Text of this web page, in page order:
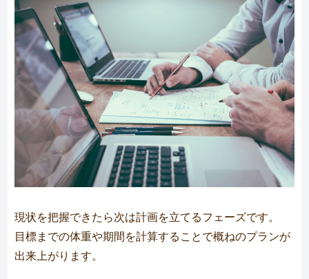
現状を把握できたら次は計画を立てるフェーズです。
目標までの体重や期間を計算することで概ねのプランが
出来上がります。